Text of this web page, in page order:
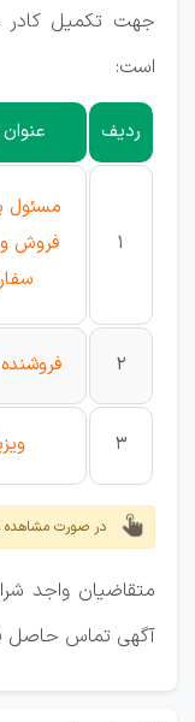
جهت تکمیل کادر
است:
ردیف
1
مسئول
فروش
2
3
در صورت
متقاضیان واجد
آگهی تماس حاصل